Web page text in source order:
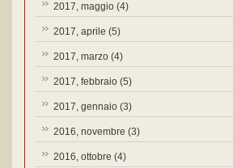
2017, maggio (4)
2017, aprile (5)
2017, marzo (4)
2017, febbraio (5)
2017, gennaio (3)
2016, novembre (3)
2016, ottobre (4)